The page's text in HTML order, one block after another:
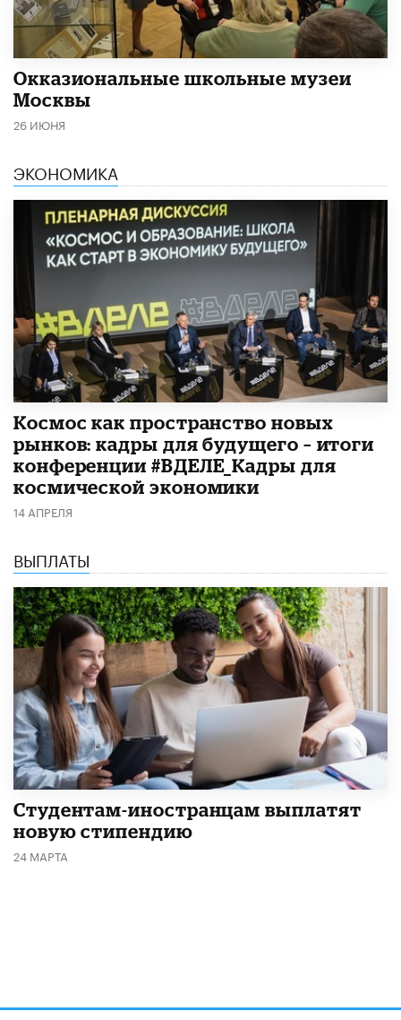
​Окказиональные школьные музеи
Москвы
26 ИЮНЯ
ЭКОНОМИКА
Космос как пространство новых
рынков: кадры для будущего – итоги
конференции #ВДЕЛЕ_Кадры для
космической экономики
14 АПРЕЛЯ
ВЫПЛАТЫ
Студентам-иностранцам выплатят
новую стипендию
24 МАРТА